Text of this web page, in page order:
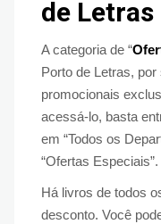
de Letras
A categoria de “
Porto de Letras,
promocionais
acessá-lo, basta
em “Todos os
“Ofertas Especiais”.
Há livros de todos
desconto. Você